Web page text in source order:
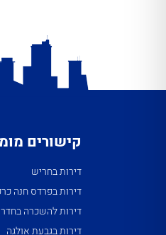
קישורים
דירות בחריש
דירות בפרדס חנה
דירות להשכרה
דירות בגבעת אולגה